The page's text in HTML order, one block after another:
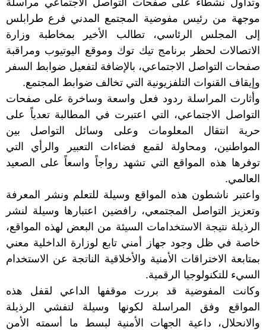
وتداول نشطاء على صفحات التواصل الاجتماعي مراسلة
موجهة من رئيس مفوضية المجتمع المدني فرع طرابلس
إلى المجلس الرئاسي، تطالب الأخير بمخاطبة وزارة
الاتصالات لحظر برنامج تيك توك وموقع اليوتيوب ومراقبة
صفحات التواصل الاجتماعي، بالإضافة لتفعيل ضوابط السفر
وإيقاف القنوات التلفزيونية التي تخالف ضوابط المجتمع.
وأثارت المراسلة ردود فعل واسعة وساخرة على صفحات
التواصل الاجتماعي، التي اعتبرت في المطالبة تعدياً على
حرية انتقال المعلومات وعلى وسائل التواصل بين
المواطنين، ومحاولة لقمع فضاءات التعبير والرأي التي
توفرها هذه المواقع التي تشهد رواجاً واسعاً على الصعيد
العالمي.
واعتبر ناشطون هذه المواقع وسيلة للتعلم ونشر المعرفة
وتعزيز التواصل المجتمعي، رافضين اعتبارها وسيلة لنشر
الرذيلة نتيجة الاستخدامات السيئة من البعض لهذه المواقع،
خاصة في ظل وجود جهاز أمني تابع لوزارة الداخلية معني
بمتابعة الاختراقات الأمنية والأخلاقية الناتجة عن الاستخدام
السيء للتكنولوجيا الرقمية.
وكانت المفوضية قد بررت موقفها الداعي لقفل هذه
المواقع وفق المراسلة لكونها وسيلة لتفشي الرذيلة
والانحلال، داعية الجهات الأمنية لبسط ما أسمته الأمن